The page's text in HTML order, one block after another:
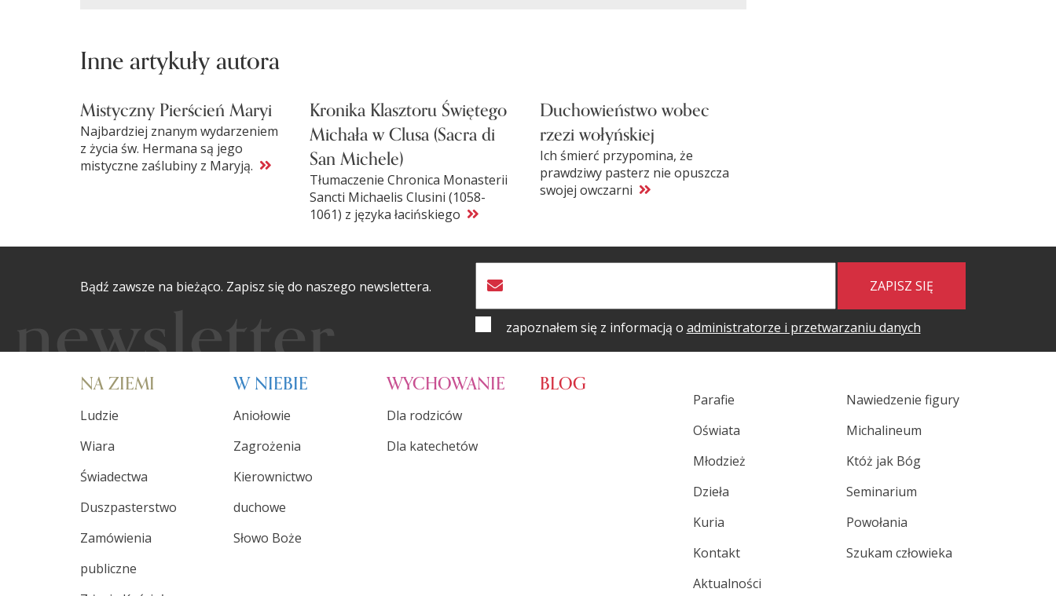
Inne artykuły autora
Mistyczny Pierścień Maryi
Najbardziej znanym wydarzeniem
z życia św. Hermana są jego
mistyczne zaślubiny z Maryją.
Kronika Klasztoru Świętego
Michała w Clusa (Sacra di
San Michele)
Tłumaczenie Chronica Monasterii
Sancti Michaelis Clusini (1058-
1061) z języka łacińskiego
Duchowieństwo wobec
rzezi wołyńskiej
Ich śmierć przypomina, że
prawdziwy pasterz nie opuszcza
swojej owczarni
Bądź zawsze na bieżąco. Zapisz się do naszego newslettera. ZAPISZ SIĘ
zapoznałem się z informacją o administratorze i przetwarzaniu danych
NA ZIEMI
Ludzie
Wiara
Świadectwa
Duszpasterstwo
Zamówienia
publiczne
W NIEBIE
Aniołowie
Zagrożenia
Kierownictwo
duchowe
Słowo Boże
WYCHOWANIE
Dla rodziców
Dla katechetów
BLOG
Parafie
Oświata
Młodzież
Dzieła
Kuria
Kontakt
Aktualności
Nawiedzenie figury
Michalineum
Któż jak Bóg
Seminarium
Powołania
Szukam człowieka